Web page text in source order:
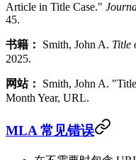
Article in Title Case."
45.
书籍： Smith, John A. Title
2025.
网站： Smith, John A.
Month Year, URL.
MLA 常见错误